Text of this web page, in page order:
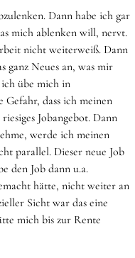
Dann habe ich gar
mich ablenken will, nervt.
nicht weiterweiß. Dann
ganz Neues an, was mir
übe mich in
Gefahr, dass ich meinen
Jobangebot. Dann
werde ich meinen
parallel. Dieser neue Job
den Job dann u.a.
hätte, nicht weiter an
Sicht war das eine
mich bis zur Rente